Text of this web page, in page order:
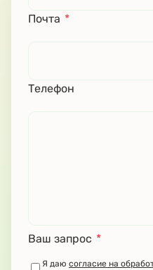
Почта *
Телефон
Ваш запрос *
Я даю согласие на